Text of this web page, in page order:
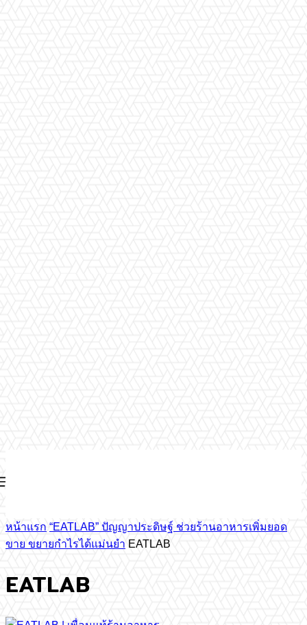
หน้าแรก “EATLAB” ปัญญาประดิษฐ์ ช่วยร้านอาหารเพิ่มยอด
ขาย ขยายกำไรได้แม่นยำ EATLAB
EATLAB